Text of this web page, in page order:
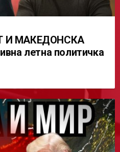
И МАКЕДОНСКА
летна политичка